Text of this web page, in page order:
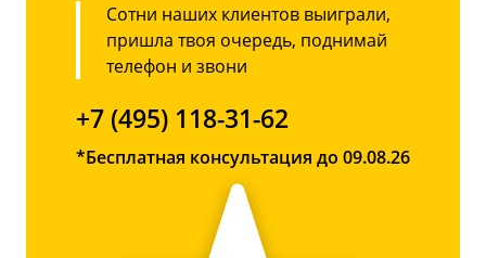
Сотни наших клиентов выиграли,
пришла твоя очередь, поднимай
телефон и звони
+7 (495) 118-31-62
*Бесплатная консультация до 09.08.26